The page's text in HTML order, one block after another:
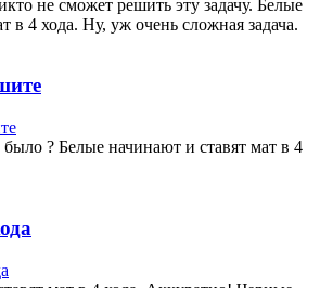
не сможет решить эту задачу. Белые
в 4 хода. Ну, уж очень сложная задача.
? Белые начинают и ставят мат в 4